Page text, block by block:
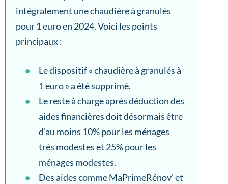
intégralement une chaudière à granulés
pour 1 euro en 2024. Voici les points
principaux :
Le dispositif « chaudière à granulés à
1 euro » a été supprimé.
Le reste à charge après déduction des
aides financières doit désormais être
d’au moins 10% pour les ménages
très modestes et 25% pour les
ménages modestes.
Des aides comme MaPrimeRénov’ et